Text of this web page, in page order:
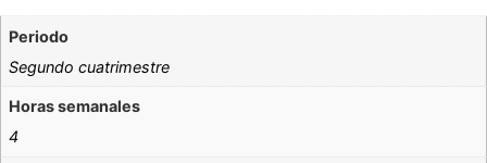
Periodo
Segundo cuatrimestre
Horas semanales
4